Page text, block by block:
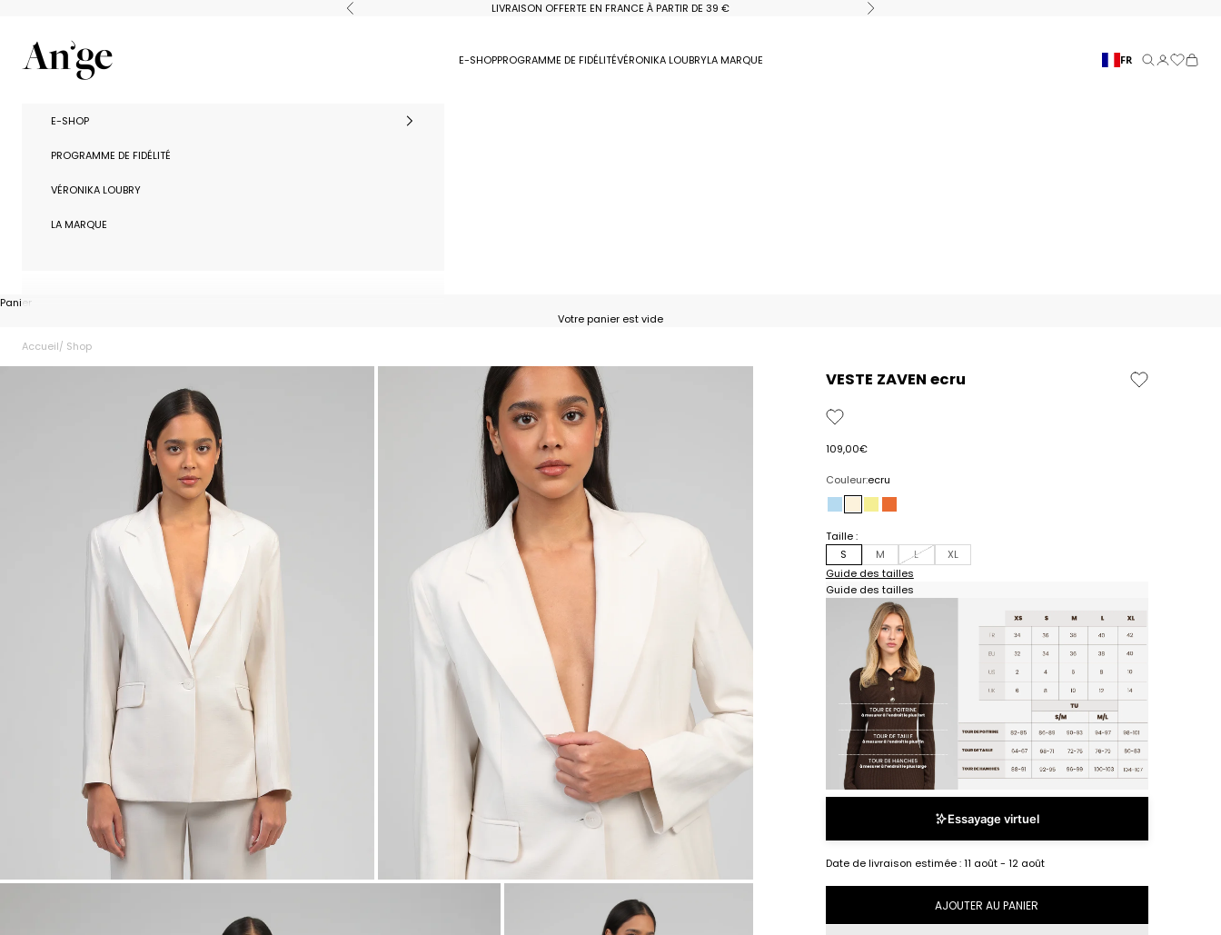
Précédent LIVRAISON OFFERTE EN FRANCE À PARTIR DE 39 € Suivant
Ange Paris
E-SHOPPROGRAMME DE FIDÉLITÉVÉRONIKA LOUBRYLA MARQUE FR Recherche
Connexion
Panier
E-SHOP
PROGRAMME DE FIDÉLITÉ
VÉRONIKA LOUBRY
LA MARQUE
Panier
Votre panier est vide
Accueil
Shop
VESTE ZAVEN ecru
Prix de vente
109,00€
Couleur:ecru
cielecrupaillepiment
Taille :
S
M L
XL
Guide des tailles
Guide des tailles
Essayage virtuel
Date de livraison estimée :11 août - 12 août
AJOUTER AU PANIER